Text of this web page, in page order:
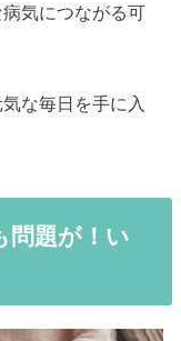
気につながる可
な毎日を手に入
問題が！い